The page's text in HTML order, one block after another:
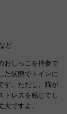
ど
おしっこを持参で
た状態でトイレに
す。ただし、猫が
トレスを感じてし
ですよ。